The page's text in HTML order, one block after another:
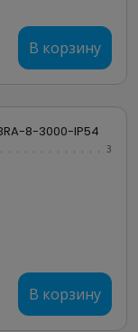
В корзину
8-3000-IP54
3
В корзину